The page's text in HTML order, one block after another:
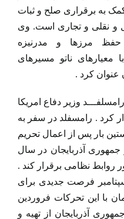
به برقراری صلح و ثبات
و نقلی و تجاری است. وی
مرزها و مدرنیزه
معیارهای ناتو مسیرهای
عنوان کرد .
۱۳۸۰ دونالد رامسلفـــد وزیر دفاع امریکا
کرد . رامسفلد در سفر به
بار پس از اعمال تحریم
آذربایجان در سال
روابط نظامی برقرار کند .
فرصت جدیدی برای
با این تحرکات فروردین
آذربایجان از تهیه و